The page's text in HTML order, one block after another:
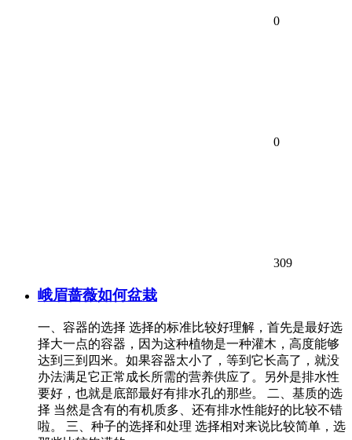
0
0
309
峨眉蔷薇如何盆栽
一、容器的选择 选择的标准比较好理解，首先是最好选
择大一点的容器，因为这种植物是一种灌木，高度能够
达到三到四米。如果容器太小了，等到它长高了，就没
办法满足它正常成长所需的营养供应了。另外是排水性
要好，也就是底部最好有排水孔的那些。 二、基质的选
择 当然是含有的有机质多、还有排水性能好的比较不错
啦。 三、种子的选择和处理 选择相对来说比较简单，选